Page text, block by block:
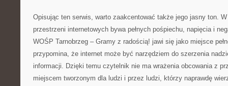
Opisując ten serwis, warto zaakcentować także jego jasny ton.
przestrzeni internetowych bywa pełnych pośpiechu, napięcia i
WOŚP Tarnobrzeg – Gramy z radością! jawi się jako miejsce
przypomina, że internet może być narzędziem do szerzenia
informacji. Dzięki temu czytelnik nie ma wrażenia obcowania z
miejscem tworzonym dla ludzi i przez ludzi, którzy naprawdę